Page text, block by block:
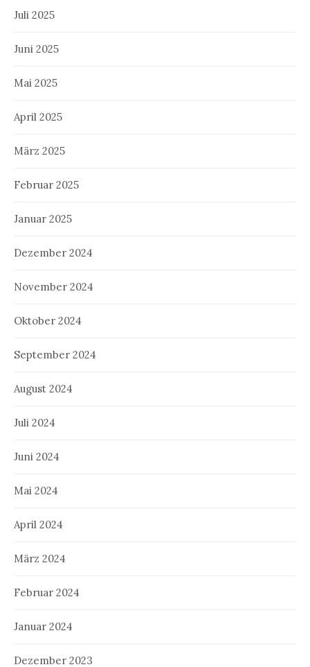
Juli 2025
Juni 2025
Mai 2025
April 2025
März 2025
Februar 2025
Januar 2025
Dezember 2024
November 2024
Oktober 2024
September 2024
August 2024
Juli 2024
Juni 2024
Mai 2024
April 2024
März 2024
Februar 2024
Januar 2024
Dezember 2023